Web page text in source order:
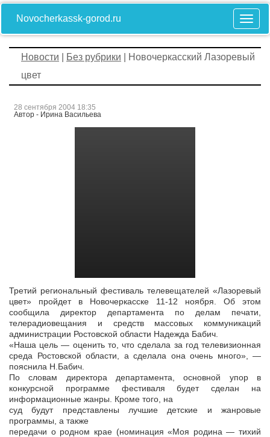
Novocherkassk-gorod.ru
Новости Без рубрики | Новочеркасский Лазоревый
цвет
28 сентября 2004 18:35
Автор - Ирина Васильева
Третий региональный фестиваль телевещателей «Лазоревый
цвет» пройдет в Новочеркасске 11-12 ноября. Об этом
сообщила директор департамента по делам печати,
телерадиовещания и средств массовых коммуникаций
администрации Ростовской области Надежда Бабич.
«Наша цель — оценить то, что сделала за год телевизионная
среда Ростовской области, а сделала она очень много», —
пояснила Н.Бабич.
По словам директора департамента, основной упор в
конкурсной программе фестиваля будет сделан на
информационные жанры. Кроме того, на
суд будут представлены лучшие детские и жанровые
программы, а также
передачи о родном крае (номинация «Моя родина — тихий